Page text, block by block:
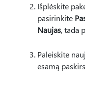
Išplėskite
pasirinkite
Naujas, tada
Paleiskite
esamą